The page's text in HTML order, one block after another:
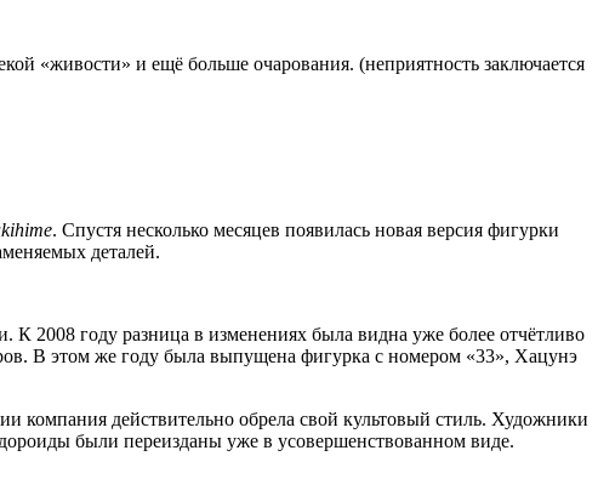
«живости» и ещё больше очарования. (неприятность заключается
. Спустя несколько месяцев появилась новая версия фигурки
деталей.
2008 году разница в изменениях была видна уже более отчётливо
В этом же году была выпущена фигурка с номером «33», Хацунэ
действительно обрела свой культовый стиль. Художники
были переизданы уже в усовершенствованном виде.